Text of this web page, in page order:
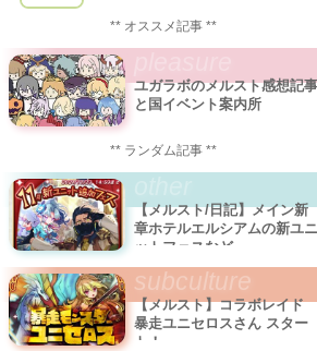
** オススメ記事 **
ユガラボのメルスト感想記事
と国イベント案内所
** ランダム記事 **
【メルスト/日記】メイン新
章ホテルエルシアムの新ユニ
ットフェスなど
subculture
【メルスト】コラボレイド
暴走ユニセロスさん スター
ト！